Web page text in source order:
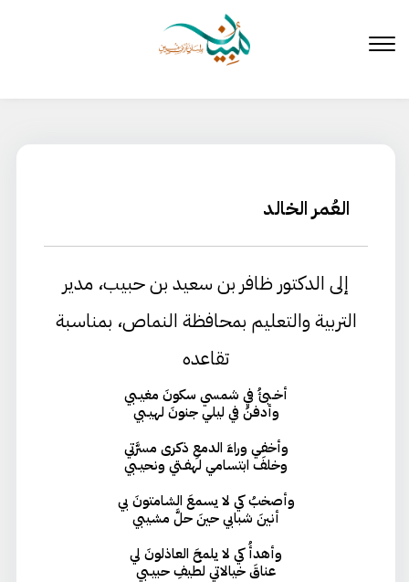
المحتوى
العُمر الخالد
إلى الدكتور ظافر بن سعيد بن حبيب، مدير
التربية والتعليم بمحافظة النماص، بمناسبة
تقاعده
أخـبئُ في شمسي سكونَ مغيـبي
وأدفنُ في ليلي جنونَ لهيـبي
وأخفي وراءَ الدمعِ ذكرى مسرَّتي
وخلفَ ابتسامي لهفـتي ونحيـبي
وأصخبُ كي لا يسمعَ الشامتونَ بي
أنينَ شبابي حينَ حلَّ مشيبي
وأهدأُ كي لا يلمحَ العاذلونَ لي
عناقَ خيالاتي لطيفِ حبيـبي